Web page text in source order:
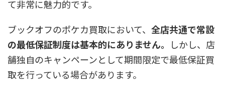
て非常に魅力的です。
ブックオフのポケカ買取において、 全店共通で常設
の最低保証制度は基本的にありません。 しかし、 店
舗独自のキャンペーンとして期間限定で最低保証買
取を行っている場合があります。